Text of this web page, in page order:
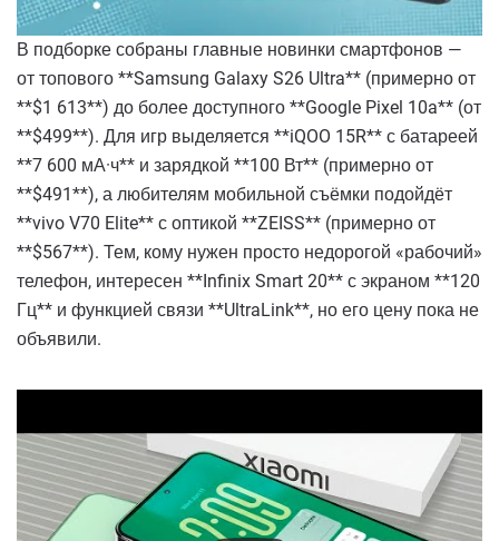
В подборке собраны главные новинки смартфонов —
от топового **Samsung Galaxy S26 Ultra** (примерно от
**$1 613**) до более доступного **Google Pixel 10a** (от
**$499**). Для игр выделяется **iQOO 15R** с батареей
**7 600 мА·ч** и зарядкой **100 Вт** (примерно от
**$491**), а любителям мобильной съёмки подойдёт
**vivo V70 Elite** с оптикой **ZEISS** (примерно от
**$567**). Тем, кому нужен просто недорогой «рабочий»
телефон, интересен **Infinix Smart 20** с экраном **120
Гц** и функцией связи **UltraLink**, но его цену пока не
объявили.